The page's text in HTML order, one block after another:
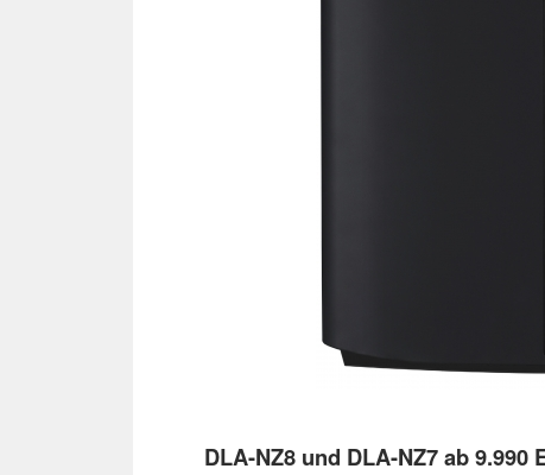
DLA-NZ8 und DLA-NZ7 ab 9.990